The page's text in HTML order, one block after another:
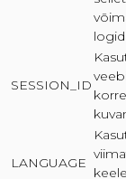
SESSION_ID
LANGUAGE